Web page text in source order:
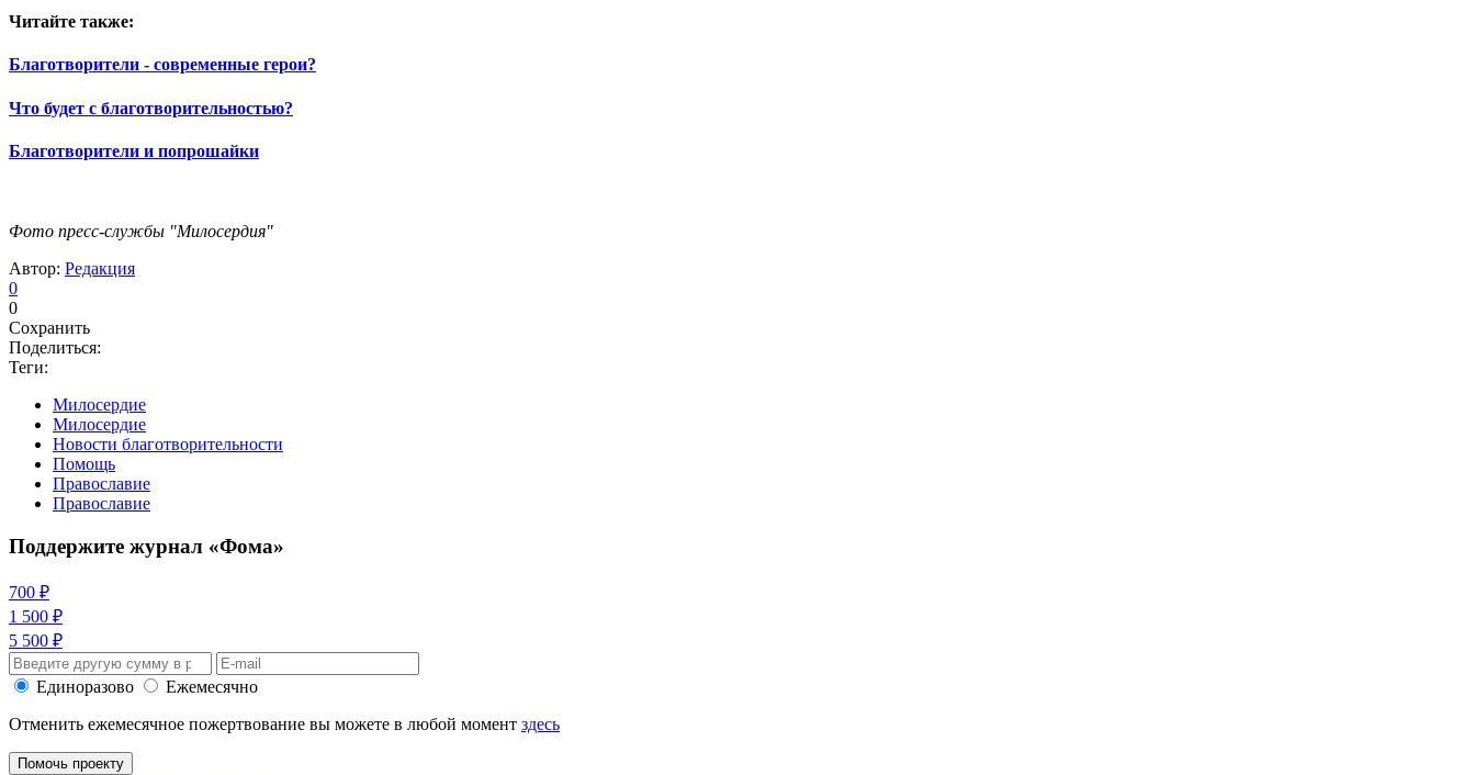
Читайте также:
Благотворители - современные герои?
Что будет с благотворительностью?
Благотворители и попрошайки
Фото пресс-службы "Милосердия"
Автор: Редакция
0
0
Сохранить
Поделиться:
Теги:
Милосердие
Милосердие
Новости благотворительности
Помощь
Православие
Православие
Поддержите журнал «Фома»
700 ₽
1 500 ₽
5 500 ₽
Единоразово
Ежемесячно
Отменить ежемесячное пожертвование вы можете в любой момент здесь
Помочь проекту